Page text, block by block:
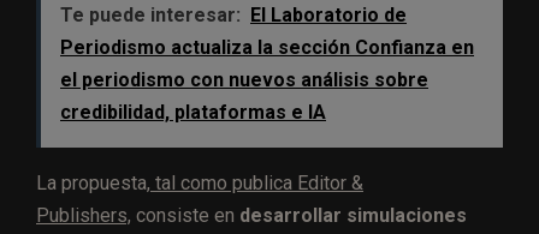
Te puede interesar:
El Laboratorio de
Periodismo actualiza la sección Confianza en
el periodismo con nuevos análisis sobre
credibilidad, plataformas e IA
La propuesta, tal como publica Editor &
Publishers, consiste en desarrollar simulaciones